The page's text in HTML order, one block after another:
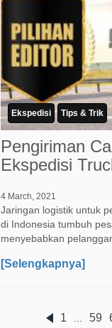
Ekspedisi Tips & Trik
Pengiriman
Ekspedisi
4 March, 2021
Jaringan logistik untuk
di Indonesia tumbuh
menyebabkan
[Selengkapnya]
1 59